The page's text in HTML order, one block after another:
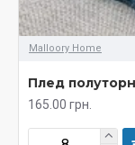
Malloory Home
Плед
165.00 грн.